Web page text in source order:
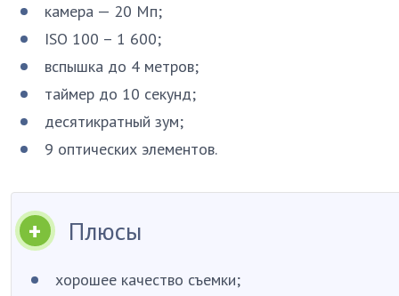
камера — 20 Мп;
ISO 100 – 1 600;
вспышка до 4 метров;
таймер до 10 секунд;
десятикратный зум;
9 оптических элементов.
Плюсы
хорошее качество съемки;